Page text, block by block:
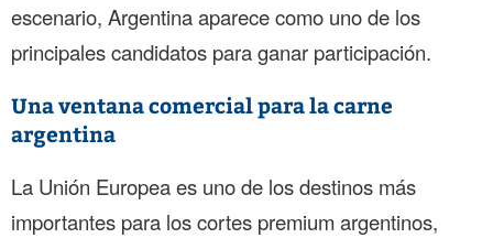
escenario, Argentina aparece como uno de los
principales candidatos para ganar participación.
Una ventana comercial para la carne
argentina
La Unión Europea es uno de los destinos más
importantes para los cortes premium argentinos,